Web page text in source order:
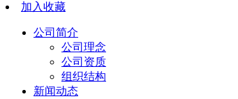
加入收藏
公司简介
公司理念
公司资质
组织结构
新闻动态